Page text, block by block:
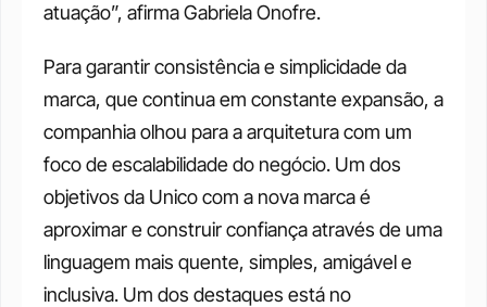
atuação”, afirma Gabriela Onofre.
Para garantir consistência e simplicidade da
marca, que continua em constante expansão, a
companhia olhou para a arquitetura com um
foco de escalabilidade do negócio. Um dos
objetivos da Unico com a nova marca é
aproximar e construir confiança através de uma
linguagem mais quente, simples, amigável e
inclusiva. Um dos destaques está no